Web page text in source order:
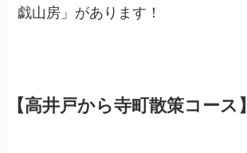
戯山房」があります！
【高井戸から寺町散策コース】